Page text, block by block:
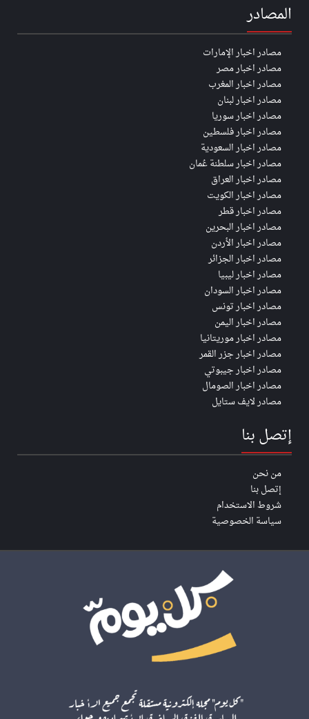
المصادر
مصادر اخبار الإمارات
مصادر اخبار مصر
مصادر اخبار المغرب
مصادر اخبار لبنان
مصادر اخبار سوريا
مصادر اخبار فلسطين
مصادر اخبار السعودية
مصادر اخبار سلطنة عُمان
مصادر اخبار العراق
مصادر اخبار الكويت
مصادر اخبار قطر
مصادر اخبار البحرين
مصادر اخبار الأردن
مصادر اخبار الجزائر
مصادر اخبار ليبيا
مصادر اخبار السودان
مصادر اخبار تونس
مصادر اخبار اليمن
مصادر اخبار موريتانيا
مصادر اخبار جزر القمر
مصادر اخبار جيبوتي
مصادر اخبار الصومال
مصادر لايف ستايل
إتصل بنا
من نحن
إتصل بنا
شروط الاستخدام
سياسة الخصوصية